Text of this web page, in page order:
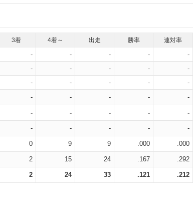
3着 4着～ 出走 勝率 連対率
- - - -
-
- - - -
-
- - - -
-
- - - - -
- - - - -
- - - - -
0 9 9 .000 .000
2 15 24 .167 .292
2 24 33 .121 .212